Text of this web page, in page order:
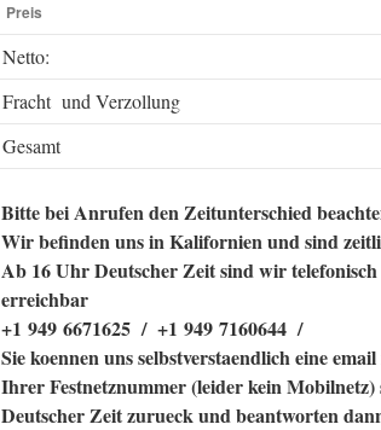
Preis
Netto:
Fracht und Verzollung
Gesamt
Bitte bei Anrufen den Zeitunterschied
Wir befinden uns in Kalifornien und sind
Ab 16 Uhr Deutscher Zeit sind wir
erreichbar
+1 949 6671625 / +1 949 7160644 /
Sie koennen uns selbstverstaendlich eine
Ihrer Festnetznummer (leider kein
Deutscher Zeit zurueck und beantworten